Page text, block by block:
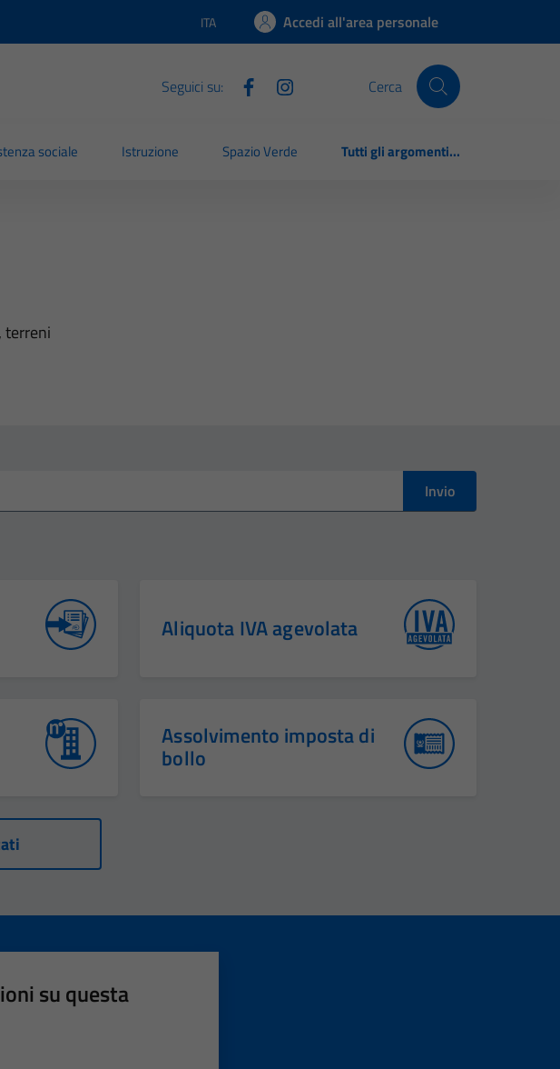
Lingua attiva:
ITA Accedi all'area personale
Seguici su: Cerca
sociale Istruzione Spazio Verde Tutti gli argomenti...
terreni
Invio
Aliquota IVA agevolata
Assolvimento imposta di
bollo
su questa